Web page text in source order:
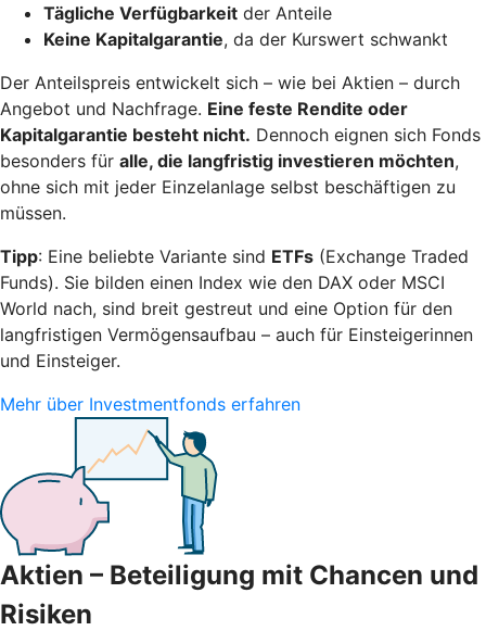
Tägliche Verfügbarkeit der Anteile
Keine Kapitalgarantie, da der Kurswert schwankt
Der Anteilspreis entwickelt sich – wie bei Aktien – durch
Angebot und Nachfrage. Eine feste Rendite oder
Kapitalgarantie besteht nicht. Dennoch eignen sich Fonds
besonders für alle, die langfristig investieren möchten,
ohne sich mit jeder Einzelanlage selbst beschäftigen zu
müssen.
Tipp: Eine beliebte Variante sind ETFs (Exchange Traded
Funds). Sie bilden einen Index wie den DAX oder MSCI
World nach, sind breit gestreut und eine Option für den
langfristigen Vermögensaufbau – auch für Einsteigerinnen
und Einsteiger.
Mehr über Investmentfonds erfahren
Aktien – Beteiligung mit Chancen und
Risiken